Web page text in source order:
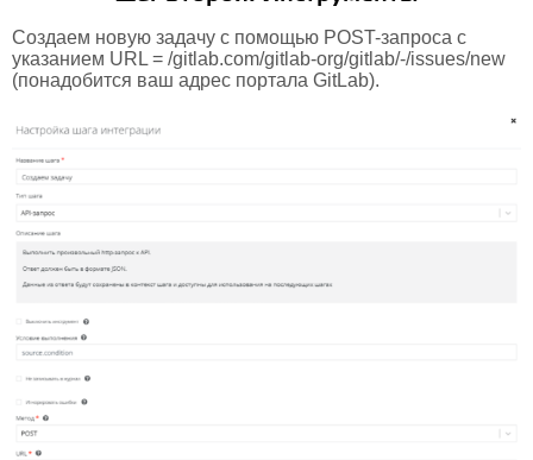
Создаем новую задачу с помощью POST-запроса с
указанием URL = /gitlab.com/gitlab-org/gitlab/-/issues/new
(понадобится ваш адрес портала GitLab).